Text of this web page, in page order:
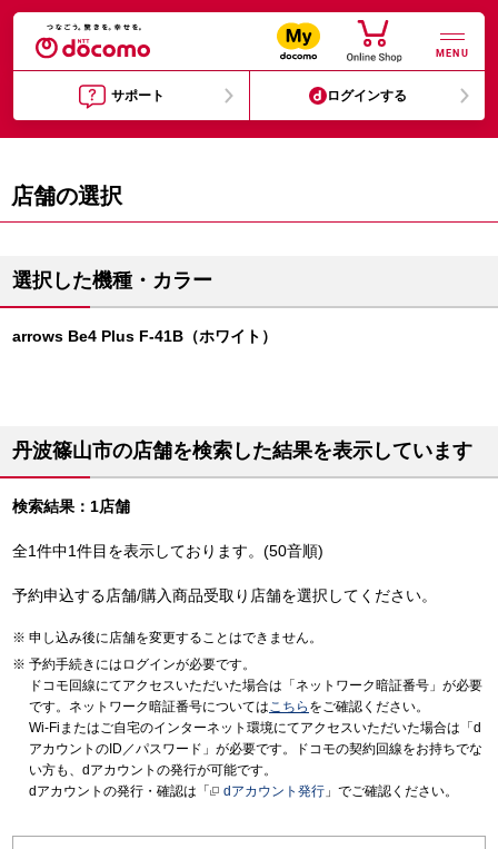
MENU
サポート ログインする
店舗の選択
選択した機種・カラー
arrows Be4 Plus F-41B（ホワイト）
丹波篠山市の店舗を検索した結果を表示しています
検索結果：1店舗
全1件中1件目を表示しております。(50音順)
予約申込する店舗/購入商品受取り店舗を選択してください。
申し込み後に店舗を変更することはできません。
予約手続きにはログインが必要です。
ドコモ回線にてアクセスいただいた場合は「ネットワーク暗証番号」が必要
です。ネットワーク暗証番号についてはこちら をご確認ください。
Wi-Fiまたはご自宅のインターネット環境にてアクセスいただいた場合は「d
アカウントのID／パスワード」が必要です。ドコモの契約回線をお持ちでな
い方も、dアカウントの発行が可能です。
dアカウントの発行・確認は「
dアカウント発行 」でご確認ください。